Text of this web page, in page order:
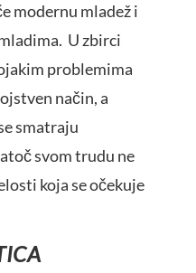
modernu mladež i
U zbirci
problemima
način, a
smatraju
svom trudu ne
koja se očekuje